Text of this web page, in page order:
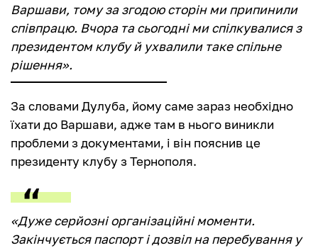
Варшави, тому за згодою сторін ми припинили
співпрацю. Вчора та сьогодні ми спілкувалися з
президентом клубу й ухвалили таке спільне
рішення».
За словами Дулуба, йому саме зараз необхідно
їхати до Варшави, адже там в нього виникли
проблеми з документами, і він пояснив це
президенту клубу з Тернополя.
«Дуже серйозні організаційні моменти.
Закінчується паспорт і дозвіл на перебування у